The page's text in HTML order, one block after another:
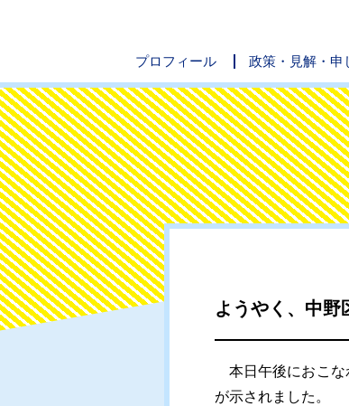
プロフィール 政策・見解・申
ようやく、中野
本日午後におこな
が示されました。